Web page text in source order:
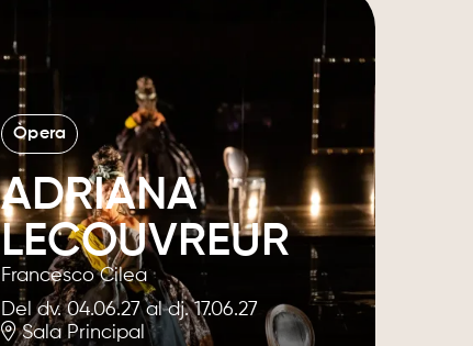
Òpera
ADRIANA
LECOUVREUR
Francesco Cilea
Del dv. 04.06.27al dj. 17.06.27
Sala Principal